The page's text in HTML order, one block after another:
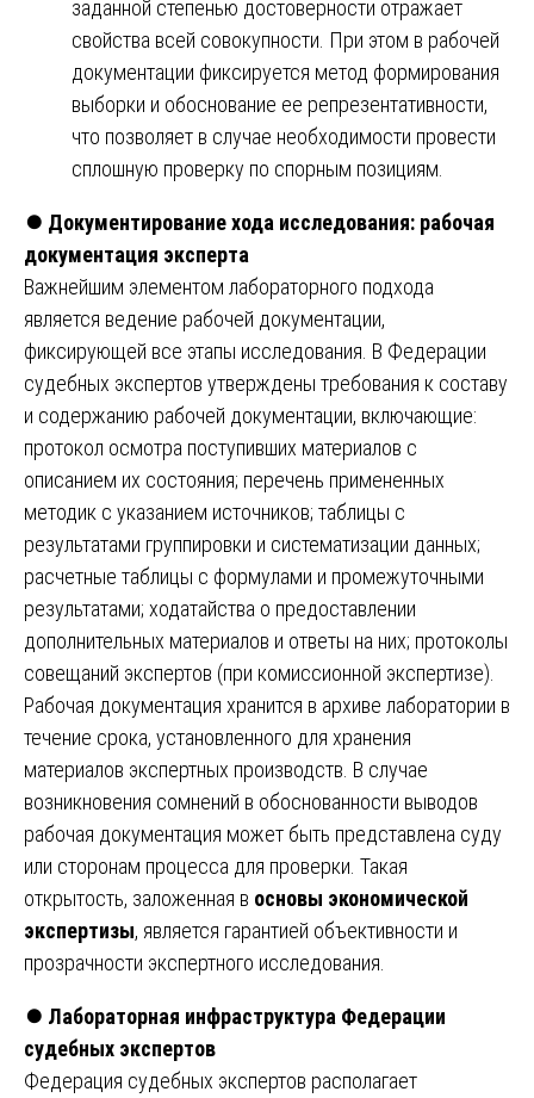
заданной степенью достоверности отражает
свойства всей совокупности. При этом в рабочей
документации фиксируется метод формирования
выборки и обоснование ее репрезентативности,
что позволяет в случае необходимости провести
сплошную проверку по спорным позициям.
⏺️ Документирование хода исследования: рабочая
документация эксперта
Важнейшим элементом лабораторного подхода
является ведение рабочей документации,
фиксирующей все этапы исследования. В Федерации
судебных экспертов утверждены требования к составу
и содержанию рабочей документации, включающие:
протокол осмотра поступивших материалов с
описанием их состояния; перечень примененных
методик с указанием источников; таблицы с
результатами группировки и систематизации данных;
расчетные таблицы с формулами и промежуточными
результатами; ходатайства о предоставлении
дополнительных материалов и ответы на них; протоколы
совещаний экспертов (при комиссионной экспертизе).
Рабочая документация хранится в архиве лаборатории в
течение срока, установленного для хранения
материалов экспертных производств. В случае
возникновения сомнений в обоснованности выводов
рабочая документация может быть представлена суду
или сторонам процесса для проверки. Такая
открытость, заложенная в основы экономической
экспертизы, является гарантией объективности и
прозрачности экспертного исследования.
⏺️ Лабораторная инфраструктура Федерации
судебных экспертов
Федерация судебных экспертов располагает